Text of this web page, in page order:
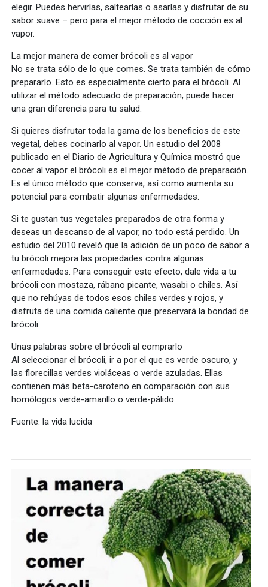
elegir. Puedes hervirlas, saltearlas o asarlas y disfrutar de su
sabor suave – pero para el mejor método de cocción es al
vapor.
La mejor manera de comer brócoli es al vapor
No se trata sólo de lo que comes. Se trata también de cómo
prepararlo. Esto es especialmente cierto para el brócoli. Al
utilizar el método adecuado de preparación, puede hacer
una gran diferencia para tu salud.
Si quieres disfrutar toda la gama de los beneficios de este
vegetal, debes cocinarlo al vapor. Un estudio del 2008
publicado en el Diario de Agricultura y Química mostró que
cocer al vapor el brócoli es el mejor método de preparación.
Es el único método que conserva, así como aumenta su
potencial para combatir algunas enfermedades.
Si te gustan tus vegetales preparados de otra forma y
deseas un descanso de al vapor, no todo está perdido. Un
estudio del 2010 reveló que la adición de un poco de sabor a
tu brócoli mejora las propiedades contra algunas
enfermedades. Para conseguir este efecto, dale vida a tu
brócoli con mostaza, rábano picante, wasabi o chiles. Así
que no rehúyas de todos esos chiles verdes y rojos, y
disfruta de una comida caliente que preservará la bondad de
brócoli.
Unas palabras sobre el brócoli al comprarlo
Al seleccionar el brócoli, ir a por el que es verde oscuro, y
las florecillas verdes violáceas o verde azuladas. Ellas
contienen más beta-caroteno en comparación con sus
homólogos verde-amarillo o verde-pálido.
Fuente: la vida lucida